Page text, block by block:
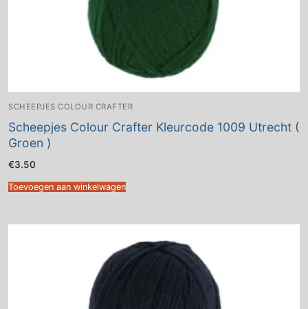
SCHEEPJES COLOUR CRAFTER
Scheepjes Colour Crafter Kleurcode 1009 Utrecht (
Groen )
€3.50
Toevoegen aan winkelwagen